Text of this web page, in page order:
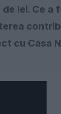
lei. Ce a
cu Casa